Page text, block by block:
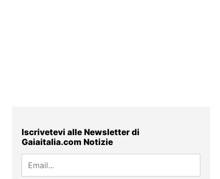
Iscrivetevi alle Newsletter di
Gaiaitalia.com Notizie